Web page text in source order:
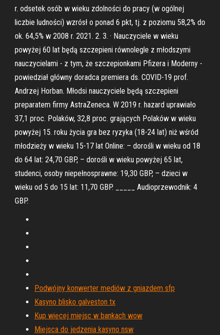
r. odsetek osób w wieku zdolności do pracy (w ogólnej
liczbie ludności) wzrósł o ponad 6 pkt, tj. z poziomu 58,2% do
ok. 64,5% w 2008 r. 2021. 2. 3. · Nauczyciele w wieku
powyżej 60 lat będą szczepieni równolegle z młodszymi
nauczycielami - z tym, że szczepionkami Pfizera i Moderny -
powiedział główny doradca premiera ds. COVID-19 prof.
Andrzej Horban. Młodsi nauczyciele będą szczepieni
preparatem firmy AstraZeneca. W 2019 r. hazard uprawiało
37,1 proc. Polaków, 32,8 proc. grających Polaków w wieku
powyżej 15. roku życia gra bez ryzyka (18-24 lat) niż wśród
młodzieży w wieku 15-17 lat Online: – dorośli w wieku od 18
do 64 lat: 24,70 GBP, – dorośli w wieku powyżej 65 lat,
studenci, osoby niepełnosprawne: 19,30 GBP, – dzieci w
wieku od 5 do 15 lat: 11,70 GBP. _____ Audioprzewodnik: 4
GBP.
Podwójny konwerter mediów z gniazdem sfp
Kasyno blisko galveston tx
Kup więcej miejsc w bankach wow
Miejsca do jedzenia kasyno nsw